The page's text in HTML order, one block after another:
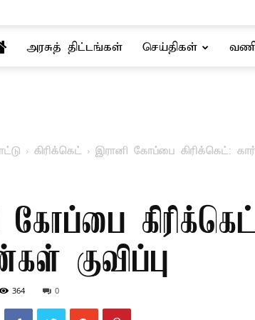
அரசுத் திட்டங்கள் செய்திகள்
கிரிக்கெட் இரானி கோப்பை கிரிக்கெட்:
கோப்பை
குவிப்பு
364 0